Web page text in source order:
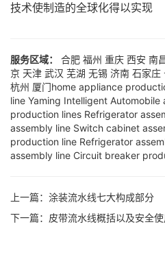
技术使制造的全球化得以实现
服务区域： 合肥 福州 重庆 西安 南
京 天津 武汉 芜湖 无锡 济南 石家庄
杭州 厦门home appliance
line Yaming Intelligent Automobile
production lines Refrigerator
assembly line Switch cabinet
production line Refrigerator
assembly line Circuit breaker
上一篇： 涂装流水线七大构成部分
下一篇： 皮带流水线概括以及安全